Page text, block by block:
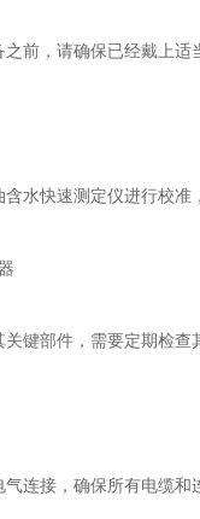
，请确保已经戴上适
快速测定仪进行校准，
部件，需要定期检查其
接，确保所有电缆和连